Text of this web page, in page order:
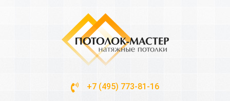
+7 (495) 773-81-16